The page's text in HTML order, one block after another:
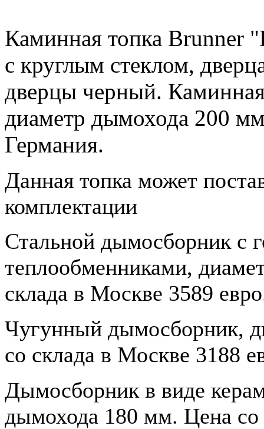
Каминная топка Brunner
с круглым стеклом,
дверцы черный.
диаметр дымохода 200
Германия.
Данная топка может
комплектации
Стальной дымосборник с
теплообменниками,
склада в Москве 3589
Чугунный дымосборник,
со склада в Москве 3188
Дымосборник в виде
дымохода 180 мм. Цена со